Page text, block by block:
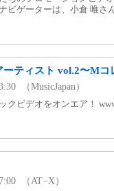
ビゲーターは、小倉 唯さ
ティスト vol.2〜Mコ
（MusicJapan）
クビデオをオンエア！
（AT−X）